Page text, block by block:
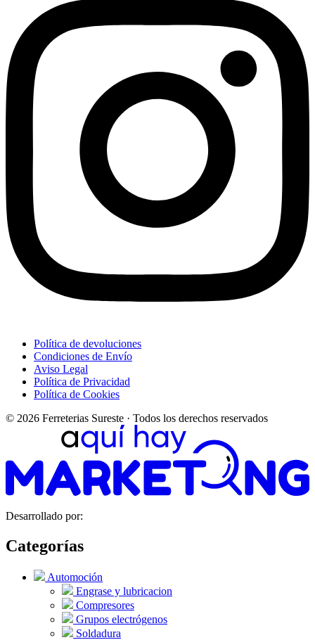
Política de devoluciones
Condiciones de Envío
Aviso Legal
Política de Privacidad
Política de Cookies
© 2026 Ferreterias Sureste · Todos los derechos reservados
Desarrollado por:
Categorías
Automoción
Engrase y lubricacion
Compresores
Grupos electrógenos
Soldadura